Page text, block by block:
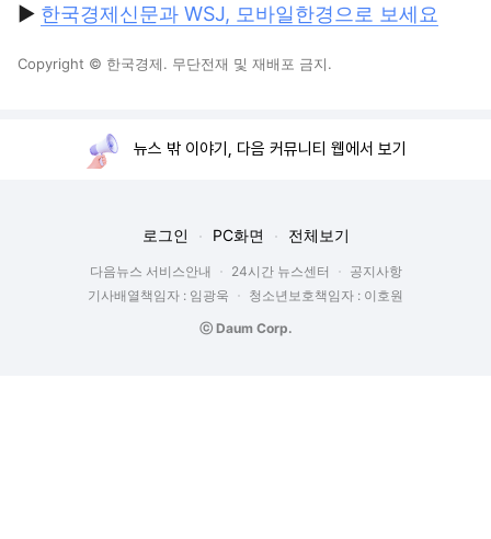
▶ 한국경제신문과 WSJ, 모바일한경으로 보세요
Copyright © 한국경제. 무단전재 및 재배포 금지.
뉴스 밖 이야기, 다음 커뮤니티 웹에서 보기
로그인 PC화면 전체보기
다음뉴스 서비스안내 24시간 뉴스센터
공지사항
기사배열책임자 : 임광욱
청소년보호책임자 : 이호원
ⓒ Daum Corp.